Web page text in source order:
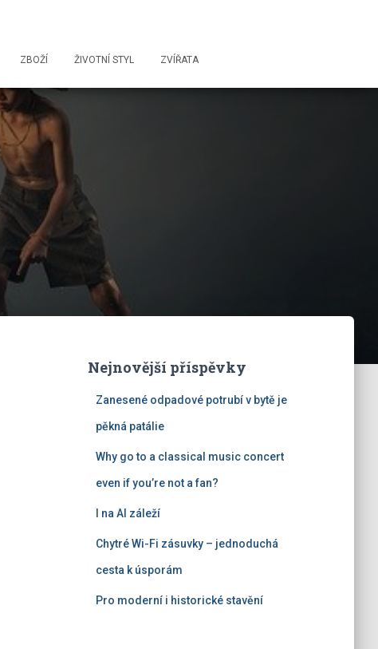
ZBOŽÍ ŽIVOTNÍ STYL ZVÍŘATA
Nejnovější příspěvky
Zanesené odpadové potrubí v bytě je
pěkná patálie
Why go to a classical music concert
even if you’re not a fan?
I na AI záleží
Chytré Wi-Fi zásuvky – jednoduchá
cesta k úsporám
Pro moderní i historické stavění